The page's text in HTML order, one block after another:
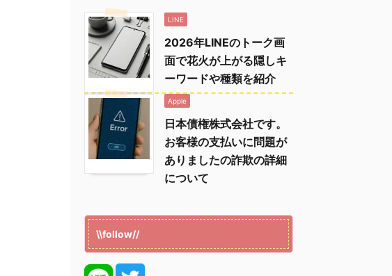
LINE
2026年LINEのトーク画
面で花火が上がる隠しキ
ーワードや種類を紹介
Apple
日本債権株式会社です。
お客様の支払いに問題が
ありましたの詐欺の詳細
について
\\follow//